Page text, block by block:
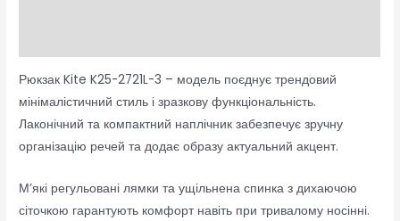
Рюкзак Kite K25-2721L-3 – модель поєднує трендовий
мінімалістичний стиль і зразкову функціональність.
Лаконічний та компактний наплічник забезпечує зручну
організацію речей та додає образу актуальний акцент.
М’які регульовані лямки та ущільнена спинка з дихаючою
сіточкою гарантують комфорт навіть при тривалому носінні.